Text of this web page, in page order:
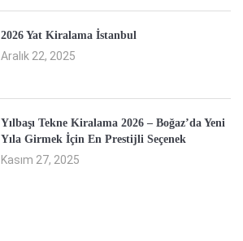
2026 Yat Kiralama İstanbul
Aralık 22, 2025
Yılbaşı Tekne Kiralama 2026 – Boğaz’da Yeni
Yıla Girmek İçin En Prestijli Seçenek
Kasım 27, 2025